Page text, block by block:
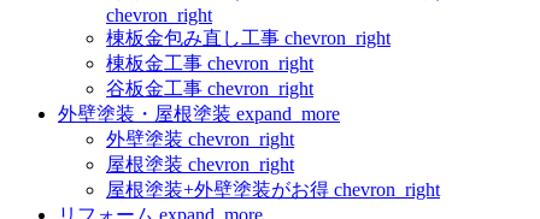
chevron_right
棟板金包み直し工事 chevron_right
棟板金工事 chevron_right
谷板金工事 chevron_right
外壁塗装・屋根塗装 expand_more
外壁塗装 chevron_right
屋根塗装 chevron_right
屋根塗装+外壁塗装がお得 chevron_right
リフォーム expand_more